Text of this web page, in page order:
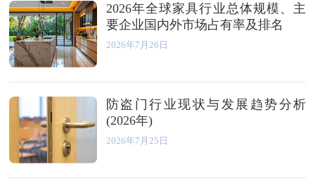
2026年全球家具行业总体规模、主
要企业国内外市场占有率及排名
2026年7月26日
防盗门行业现状与发展趋势分析
(2026年)
2026年7月25日